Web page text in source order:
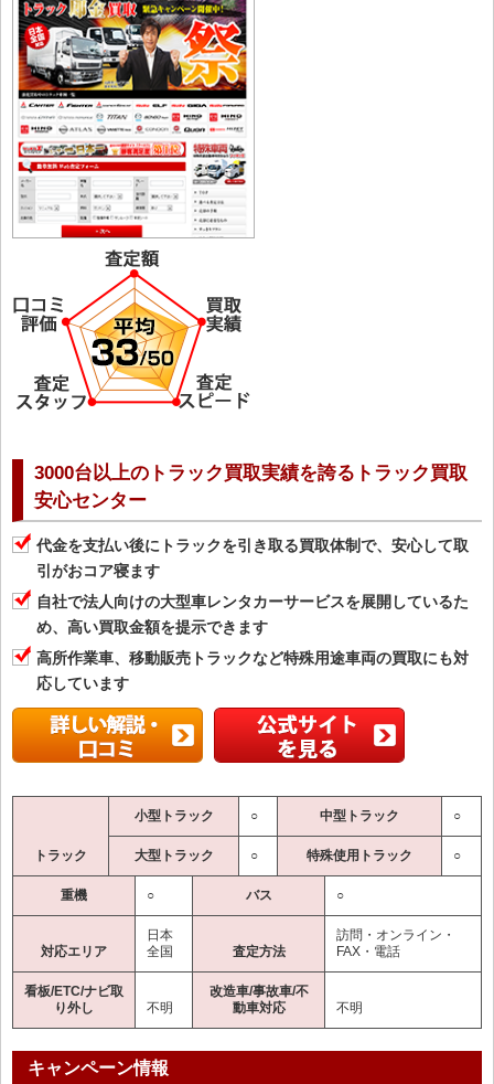
3000台以上のトラック買取実績を誇るトラック買取
安心センター
代金を支払い後にトラックを引き取る買取体制で、安心して取
引がおコア寝ます
自社で法人向けの大型車レンタカーサービスを展開しているた
め、高い買取金額を提示できます
高所作業車、移動販売トラックなど特殊用途車両の買取にも対
応しています
トラック
小型トラック ○ 中型トラック ○
大型トラック ○ 特殊使用トラック ○
重機 ○ バス ○
対応エリア
日本
全国
査定方法
訪問・オンライン・
FAX・電話
看板/ETC/ナビ取
り外し
不明
改造車/事故車/不
動車対応
不明
キャンペーン情報